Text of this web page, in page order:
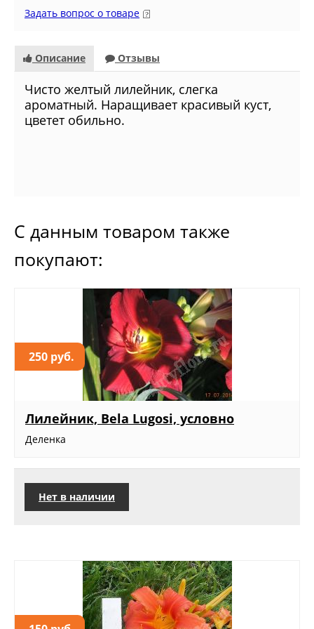
Задать вопрос о товаре
Описание Отзывы
Чисто желтый лилейник, слегка
ароматный. Наращивает красивый куст,
цветет обильно.
С данным товаром также
покупают:
250 руб.
Лилейник, Bela Lugosi, условно
Деленка
Нет в наличии